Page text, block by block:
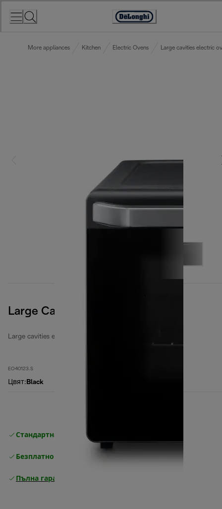
Accessibility
More appliances Kitchen Electric Ovens Large cavities electric
Large Cavities 40 Litres
Large cavities electric ovens
EO40123.S
Цвят: Black
Стандартна безплатна доставка
Безплатно връщане
Пълна гаранция от производителя